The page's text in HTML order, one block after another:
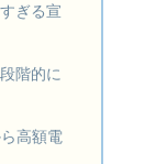
ぎる宣
階的に
高額電